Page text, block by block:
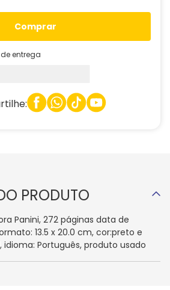
comprar
entrega
PRODUTO
Panini, 272 páginas data de
13.5 x 20.0 cm, cor:preto e
idioma: Português, produto usado